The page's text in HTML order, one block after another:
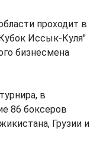
проходит в
Иссык-Куля"
бизнесмена
в
86 боксеров
Грузии и